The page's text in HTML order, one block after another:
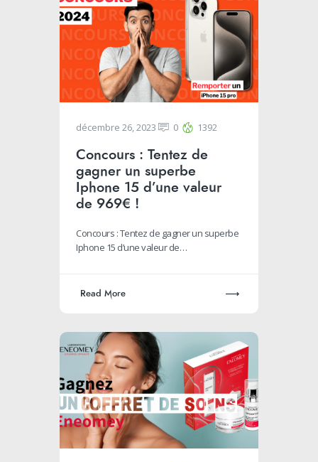
décembre 26, 2023 0 1392
Concours : Tentez de
gagner un superbe
Iphone 15 d’une valeur
de 969€ !
Concours : Tentez de gagner un superbe
Iphone 15 d’une valeur de…
Read More